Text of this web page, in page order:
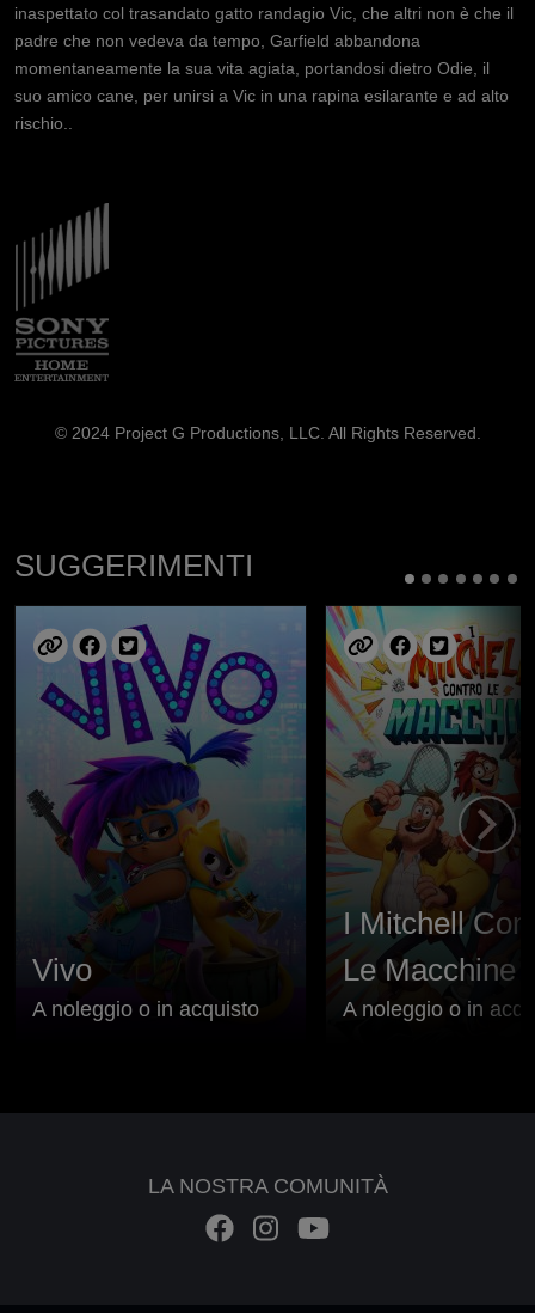
inaspettato col trasandato gatto randagio Vic, che altri non è che il
padre che non vedeva da tempo, Garfield abbandona
momentaneamente la sua vita agiata, portandosi dietro Odie, il
suo amico cane, per unirsi a Vic in una rapina esilarante e ad alto
rischio..
Immagine
© 2024 Project G Productions, LLC. All Rights Reserved.
SUGGERIMENTI
Vivo
A noleggio o in acquisto
I Mitchell
Le Macchine
A noleggio o in
LA NOSTRA COMUNITÀ